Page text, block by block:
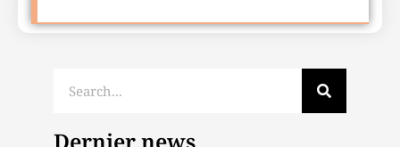
Dernier news